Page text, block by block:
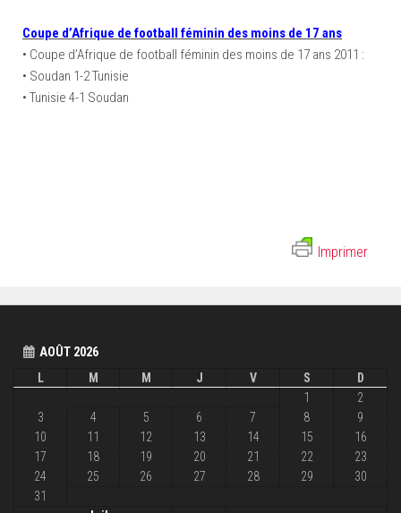
Coupe d’Afrique de football féminin des moins de 17 ans
• Coupe d’Afrique de football féminin des moins de 17 ans 2011 :
• Soudan 1-2 Tunisie
• Tunisie 4-1 Soudan
Imprimer
AOÛT 2026
L
M M J V S D
1
2
3
4 5 6 7 8
9
10
11 12 13 14 15
16
17
18 19 20 21 22
23
24
25 26 27 28 29
30
31